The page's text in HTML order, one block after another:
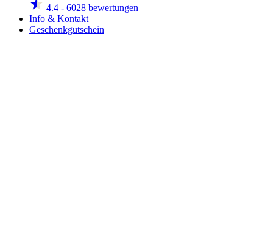
4.4 - 6028 bewertungen
Info & Kontakt
Geschenkgutschein